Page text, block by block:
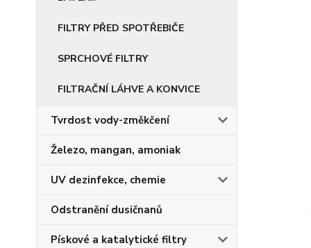
FILTRY PŘED SPOTŘEBIČE
SPRCHOVÉ FILTRY
FILTRAČNÍ LÁHVE A KONVICE
Tvrdost vody-změkčení
Železo, mangan, amoniak
UV dezinfekce, chemie
Odstranění dusičnanů
Pískové a katalytické filtry